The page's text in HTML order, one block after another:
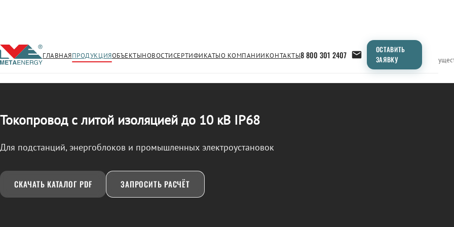
ГЛАВНАЯПРОДУКЦИЯОБЪЕКТЫНОВОСТИСЕРТИФИКАТЫО КОМПАНИИКОНТАКТЫ8 800 301 2407
ОСТАВИТЬ
ЗАЯВКУ
← Продукция/ТОКОПРОВОД Применение Продукция ТипоразмерыСравнение
Токопровод с литой изоляцией до 10 кВ IP68
Для подстанций, энергоблоков и промышленных электроустановок
СКАЧАТЬ КАТАЛОГ PDF ЗАПРОСИТЬ РАСЧЁТ